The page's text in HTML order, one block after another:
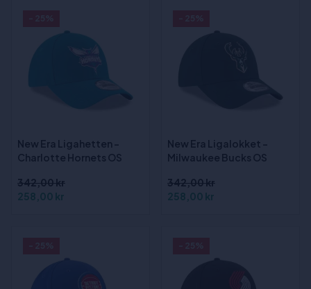
New Era Ligahetten -
Charlotte Hornets OS
342,00 kr
258,00 kr
New Era Ligalokket -
Milwaukee Bucks OS
342,00 kr
258,00 kr